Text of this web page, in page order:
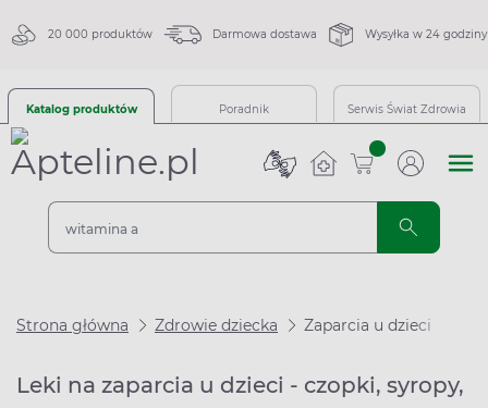
20 000 produktów Darmowa dostawa Wysyłka w 24 godziny
Katalog produktów Poradnik Serwis Świat Zdrowia
sztuk
Strona główna Zdrowie dziecka Zaparcia u dzieci
Leki na zaparcia u dzieci - czopki, syropy,